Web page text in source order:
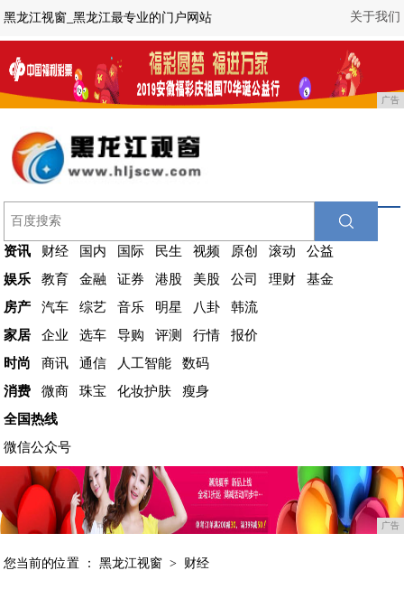
关于我们
黑龙江视窗_黑龙江最专业的门户网站
广告
资讯 财经 国内 国际 民生 视频 原创 滚动
公益
娱乐
教育 金融 证券 港股 美股 公司 理财
基金
房产
汽车 综艺 音乐 明星 八卦
韩流
家居
企业 选车 导购 评测 行情
报价
时尚
商讯 通信 人工智能
数码
消费
微商 珠宝 化妆护肤
瘦身
全国热线
微信公众号
广告
您当前的位置 ：黑龙江视窗 > 财经